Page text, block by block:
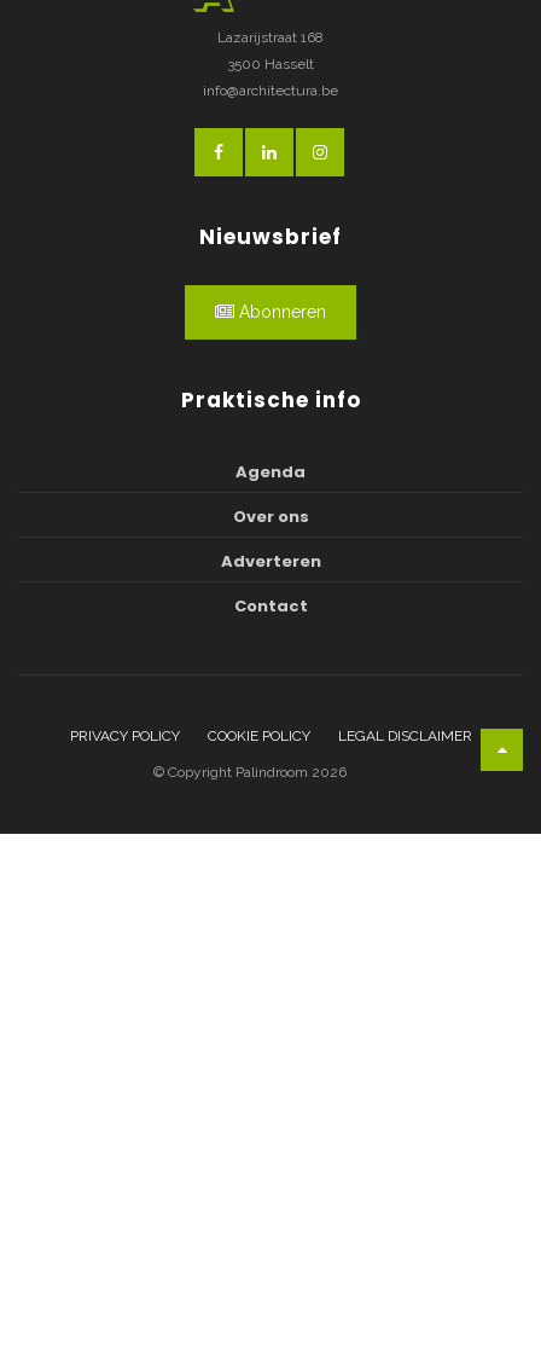
Lazarijstraat 168
3500 Hasselt
info@architectura.be
Nieuwsbrief
Abonneren
Praktische info
Agenda
Over ons
Adverteren
Contact
PRIVACY POLICY COOKIE POLICY LEGAL DISCLAIMER
© Copyright Palindroom 2026